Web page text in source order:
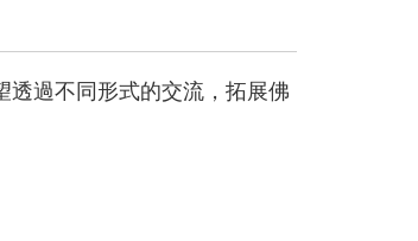
透過不同形式的交流，拓展佛